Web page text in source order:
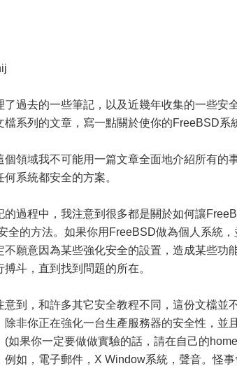
了過去的一些筆記，以及近幾年收集的一些安
檔系列的文章，寫一點關於使你的FreeBSD系
個領域我不可能用一篇文章全面地介紹所有的
系統都安全的方案。
的過程中，我注意到很多都是關於如何讓
全的方法。如果你用FreeBSD做為個人系統
不願意因為某些強化安全的設置，造成某些功
斗，直到找到問題的所在。
意到，和許多其它安全教程不同，這份文檔並
除非你正在強化一台生產服務器的安全性，並
(如果你一定要做做實驗的話，請在自己的
例如，電子郵件，X Window系統，聲音。怪